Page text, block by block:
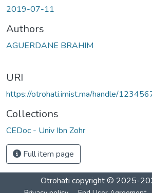
2019-07-11
Authors
AGUERDANE BRAHIM
URI
https://otrohati.imist.ma/handle/
Collections
CEDoc - Univ Ibn Zohr
Full item page
Otrohati copyright © 2025-